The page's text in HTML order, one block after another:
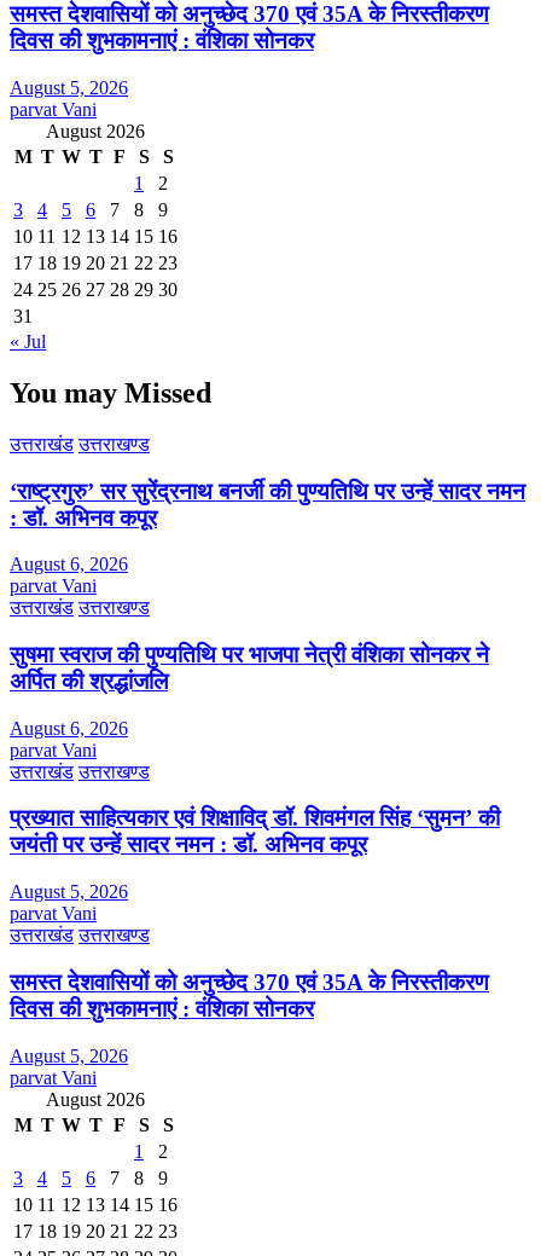
समस्त देशवासियों को अनुच्छेद 370 एवं 35A के निरस्तीकरण
दिवस की शुभकामनाएं : वंशिका सोनकर
August 5, 2026
parvat Vani
August 2026
M T W T F S
S
1
2
3
4 5 6 7 8
9
10 11 12 13 14 15 16
17 18 19 20 21 22 23
24 25 26 27 28 29 30
31
« Jul
You may Missed
उत्तराखंड उत्तराखण्ड
‘राष्ट्रगुरु’ सर सुरेंद्रनाथ बनर्जी की पुण्यतिथि पर उन्हें सादर नमन
: डॉ. अभिनव कपूर
August 6, 2026
parvat Vani
उत्तराखंड उत्तराखण्ड
सुषमा स्वराज की पुण्यतिथि पर भाजपा नेत्री वंशिका सोनकर ने
अर्पित की श्रद्धांजलि
August 6, 2026
parvat Vani
उत्तराखंड उत्तराखण्ड
प्रख्यात साहित्यकार एवं शिक्षाविद् डॉ. शिवमंगल सिंह ‘सुमन’ की
जयंती पर उन्हें सादर नमन : डॉ. अभिनव कपूर
August 5, 2026
parvat Vani
उत्तराखंड उत्तराखण्ड
समस्त देशवासियों को अनुच्छेद 370 एवं 35A के निरस्तीकरण
दिवस की शुभकामनाएं : वंशिका सोनकर
August 5, 2026
parvat Vani
August 2026
M T W T F S
S
1
2
3
4 5 6 7 8
9
10 11 12 13 14 15 16
17 18 19 20 21 22 23